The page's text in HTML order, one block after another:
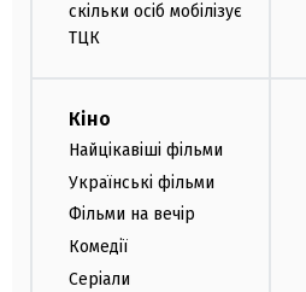
скільки осіб мобілізує
ТЦК
Кіно
Найцікавіші фільми
Українські фільми
Фільми на вечір
Комедії
Серіали